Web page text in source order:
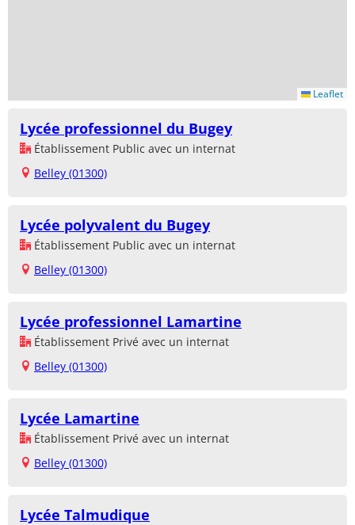
Leaflet
Lycée professionnel du Bugey
Établissement Public avec un internat
Belley (01300)
Lycée polyvalent du Bugey
Établissement Public avec un internat
Belley (01300)
Lycée professionnel Lamartine
Établissement Privé avec un internat
Belley (01300)
Lycée Lamartine
Établissement Privé avec un internat
Belley (01300)
Lycée Talmudique